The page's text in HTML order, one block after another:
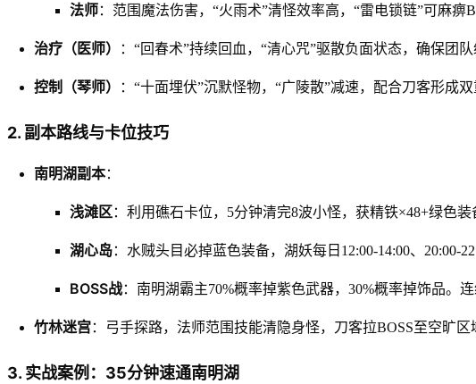
法师：范围魔法伤害，“火雨术”清怪效率高，“雷电锁链”可麻痹
治疗（医师） ：“回春术”持续回血，“清心咒”驱散负面状态，确保团队
控制（琴师） ：“十面埋伏”沉默怪物，“广陵散”减速，配合刀客形成双
2. 副本路线与卡位技巧
南明湖副本：
浅滩区：利用礁石卡位，5分钟清完8波小怪，获精铁×48+绿色装
湖心岛：水贼头目必掉蓝色装备，湖妖每日12:00-14:00、20:00-
BOSS战：南明湖霸主70%概率掉紫色武器，30%概率掉饰品。
竹林迷宫：弓手探路，法师范围技能清隐身怪，刀客拉BOSS至空旷区
3. 实战案例：35分钟速通南明湖